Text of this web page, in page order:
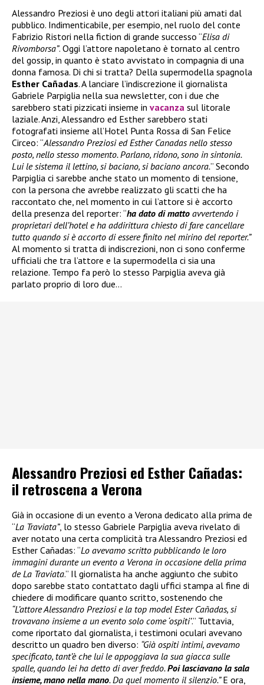
Alessandro Preziosi è uno degli attori italiani più amati dal
pubblico. Indimenticabile, per esempio, nel ruolo del conte
Fabrizio Ristori nella fiction di grande successo “Elisa di
Rivomborsa”. Oggi l’attore napoletano è tornato al centro
del gossip, in quanto è stato avvistato in compagnia di una
donna famosa. Di chi si tratta? Della supermodella spagnola
Esther Cañadas. A lanciare l’indiscrezione il giornalista
Gabriele Parpiglia nella sua newsletter, con i due che
sarebbero stati pizzicati insieme in vacanza sul litorale
laziale. Anzi, Alessandro ed Esther sarebbero stati
fotografati insieme all’Hotel Punta Rossa di San Felice
Circeo: “Alessandro Preziosi ed Esther Canadas nello stesso
posto, nello stesso momento. Parlano, ridono, sono in sintonia.
Lui le sistema il lettino, si baciano, si baciano ancora.” Secondo
Parpiglia ci sarebbe anche stato un momento di tensione,
con la persona che avrebbe realizzato gli scatti che ha
raccontato che, nel momento in cui l’attore si è accorto
della presenza del reporter: “ha dato di matto avvertendo i
proprietari dell’hotel e ha addirittura chiesto di fare cancellare
tutto quando si è accorto di essere finito nel mirino del reporter.”
Al momento si tratta di indiscrezioni, non ci sono conferme
ufficiali che tra l’attore e la supermodella ci sia una
relazione. Tempo fa però lo stesso Parpiglia aveva già
parlato proprio di loro due…
Alessandro Preziosi ed Esther Cañadas:
il retroscena a Verona
Già in occasione di un evento a Verona dedicato alla prima de
“La Traviata”, lo stesso Gabriele Parpiglia aveva rivelato di
aver notato una certa complicità tra Alessandro Preziosi ed
Esther Cañadas: “Lo avevamo scritto pubblicando le loro
immagini durante un evento a Verona in occasione della prima
de La Traviata.” Il giornalista ha anche aggiunto che subito
dopo sarebbe stato contattato dagli uffici stampa al fine di
chiedere di modificare quanto scritto, sostenendo che
“L’attore Alessandro Preziosi e la top model Ester Cañadas, si
trovavano insieme a un evento solo come ‘ospiti’.” Tuttavia,
come riportato dal giornalista, i testimoni oculari avevano
descritto un quadro ben diverso: “Già ospiti intimi, avevamo
specificato, tant’è che lui le appoggiava la sua giacca sulle
spalle, quando lei ha detto di aver freddo.Poi lasciavano la sala
insieme, mano nella mano. Da quel momento il silenzio.”E ora,